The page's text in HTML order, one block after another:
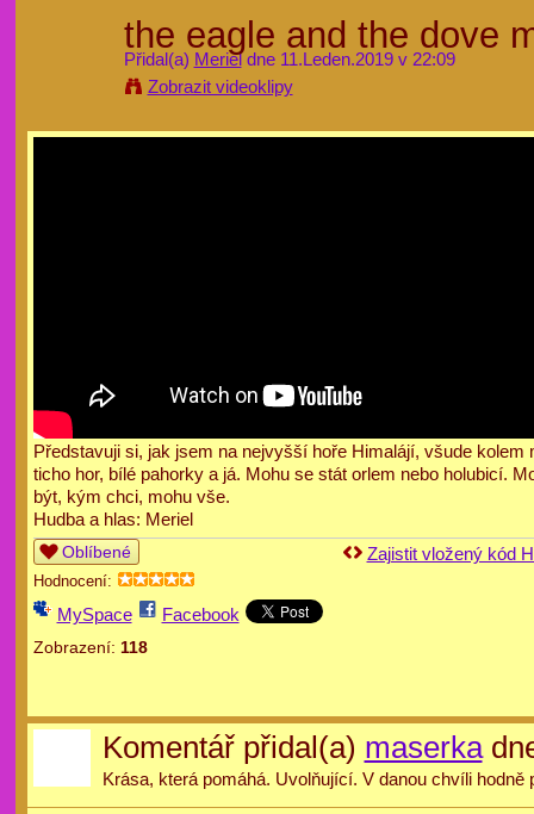
the eagle and the dove
Přidal(a) Merieldne 11.Leden.2019 v 22:09
Zobrazit videoklipy
Představuji si, jak jsem na nejvyšší hoře Himalájí, všude kolem
ticho hor, bílé pahorky a já. Mohu se stát orlem nebo holubicí.
být, kým chci, mohu vše.
Hudba a hlas: Meriel
Oblíbené
Hodnocení:
MySpace Facebook
Zobrazení: 118
Zajistit vložený kód
Komentář přidal(a) maserka
Krása, která pomáhá. Uvolňující. V danou chvíli hodně